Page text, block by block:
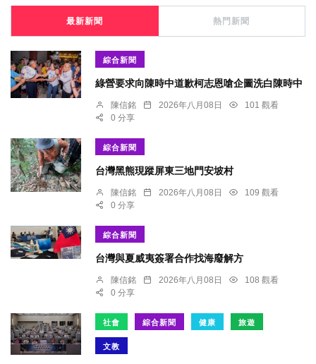
最新新聞 熱門新聞
綜合新聞
綠營要求向陳時中道歉柯志恩嗆企圖洗白陳時中
陳信銘 2026年八月08日
101 觀看
0 分享
綜合新聞
台灣黑熊現蹤屏東三地門安坡村
陳信銘 2026年八月08日
109 觀看
0 分享
綜合新聞
台灣與夏威夷簽署合作找海廢解方
陳信銘 2026年八月08日
108 觀看
0 分享
社會 綜合新聞 健康 旅遊
文教